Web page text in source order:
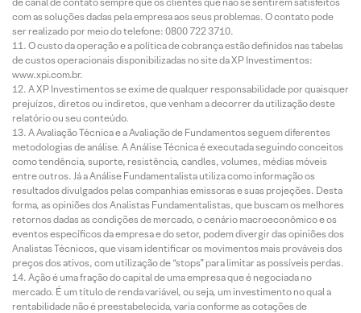
com as soluções dadas pela empresa aos seus problemas. O contato pode
ser realizado por meio do telefone: 0800 722 3710.
O custo da operação e a política de cobrança estão definidos nas tabelas
de custos operacionais disponibilizadas no site da XP Investimentos:
www.xpi.com.br.
A XP Investimentos se exime de qualquer responsabilidade por quaisquer
prejuízos, diretos ou indiretos, que venham a decorrer da utilização deste
relatório ou seu conteúdo.
A Avaliação Técnica e a Avaliação de Fundamentos seguem diferentes
metodologias de análise. A Análise Técnica é executada seguindo conceitos
como tendência, suporte, resistência, candles, volumes, médias móveis
entre outros. Já a Análise Fundamentalista utiliza como informação os
resultados divulgados pelas companhias emissoras e suas projeções. Desta
forma, as opiniões dos Analistas Fundamentalistas, que buscam os melhores
retornos dadas as condições de mercado, o cenário macroeconômico e os
eventos específicos da empresa e do setor, podem divergir das opiniões dos
Analistas Técnicos, que visam identificar os movimentos mais prováveis dos
preços dos ativos, com utilização de “stops” para limitar as possíveis perdas.
Ação é uma fração do capital de uma empresa que é negociada no
mercado. É um título de renda variável, ou seja, um investimento no qual a
rentabilidade não é preestabelecida, varia conforme as cotações de